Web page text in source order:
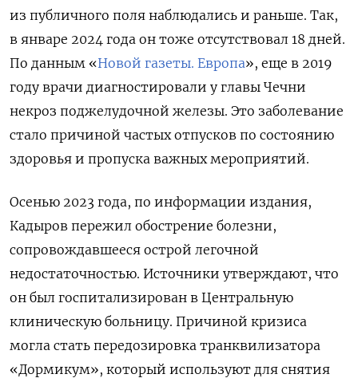
из публичного поля наблюдались и раньше. Так,
в январе 2024 года он тоже отсутствовал 18 дней.
По данным «Новой газеты. Европа», еще в 2019
году врачи диагностировали у главы Чечни
некроз поджелудочной железы. Это заболевание
стало причиной частых отпусков по состоянию
здоровья и пропуска важных мероприятий.
Осенью 2023 года, по информации издания,
Кадыров пережил обострение болезни,
сопровождавшееся острой легочной
недостаточностью. Источники утверждают, что
он был госпитализирован в Центральную
клиническую больницу. Причиной кризиса
могла стать передозировка транквилизатора
«Дормикум», который используют для снятия